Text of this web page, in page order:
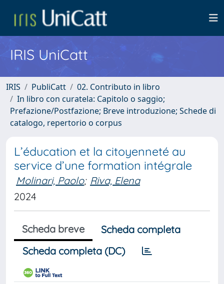
IRIS UniCatt
IRIS PubliCatt
02. Contributo in libro
In libro con curatela: Capitolo o saggio;
Prefazione/Postfazione; Breve introduzione; Schede di
catalogo, repertorio o corpus
L’éducation et la citoyenneté au
service d’une formation intégrale
Molinari, Paolo; Riva, Elena
2024
Scheda breve
Scheda completa
Scheda completa (DC)